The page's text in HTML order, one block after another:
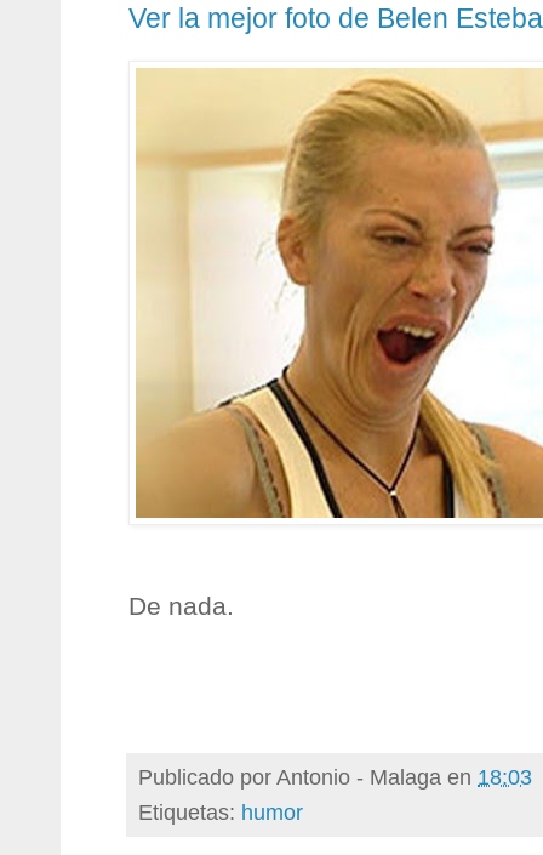
Ver la mejor foto de Belen
De nada.
Publicado porAntonio - Malaga en 18:03
Etiquetas: humor